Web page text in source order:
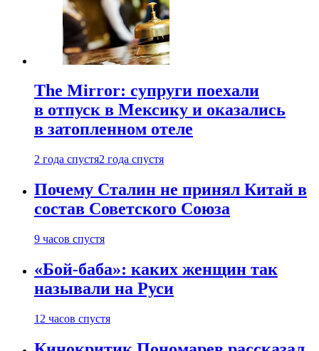
The Mirror: супруги поехали
в отпуск в Мексику и оказались
в затопленном отеле
2 года спустя2 года спустя
Почему Сталин не принял Китай в
состав Советского Союза
9 часов спустя
«Бой-баба»: каких женщин так
называли на Руси
12 часов спустя